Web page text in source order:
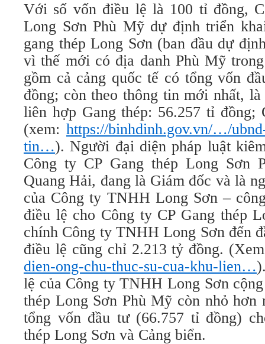
Với số vốn điều lệ là 100 tỉ đồng,
Long Sơn Phù Mỹ dự định triển
gang thép Long Sơn (ban đầu dự
vì thế mới có địa danh Phù Mỹ
gồm cả cảng quốc tế có tổng vốn
đồng; còn theo thông tin mới nhất,
liên hợp Gang thép: 56.257 tỉ đồng;
(xem: https://binhdinh.gov.vn/…/
tin…). Người đại diện pháp luật
Công ty CP Gang thép Long Sơn
Quang Hải, đang là Giám đốc và là
của Công ty TNHH Long Sơn –
điều lệ cho Công ty CP Gang thép
chính Công ty TNHH Long Sơn đến
điều lệ cũng chỉ 2.213 tỷ đồng.
dien-ong-chu-thuc-su-cua-khu-lien…
lệ của Công ty TNHH Long Sơn
thép Long Sơn Phù Mỹ còn nhỏ hơn
tổng vốn đầu tư (66.757 tỉ đồng)
thép Long Sơn và Cảng biển.